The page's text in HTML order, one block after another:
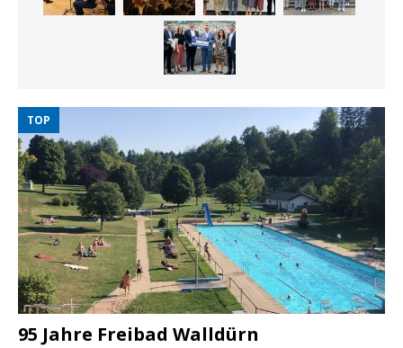
TOP
95 Jahre Freibad Walldürn